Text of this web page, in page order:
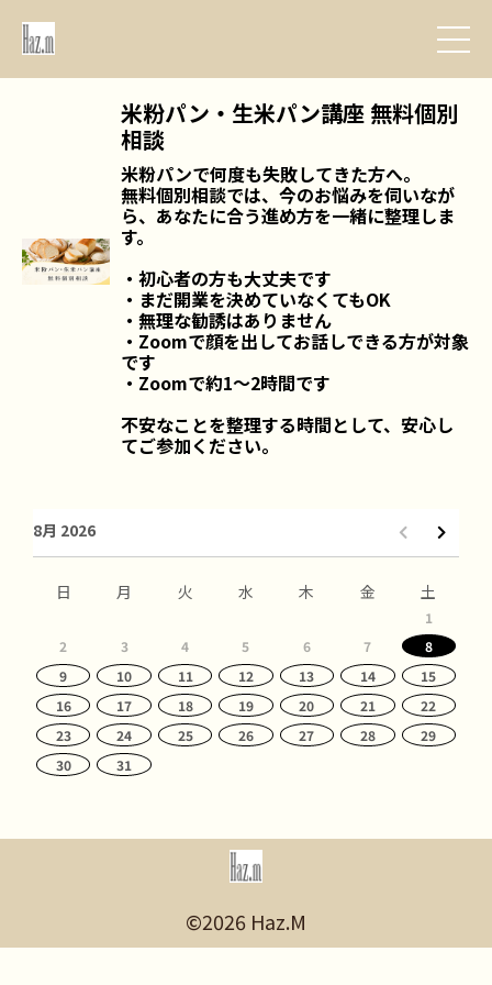
米粉パン・生米パン講座 無料個別
相談
米粉パンで何度も失敗してきた方へ。
無料個別相談では、今のお悩みを伺いなが
ら、あなたに合う進め方を一緒に整理しま
す。
・初心者の方も大丈夫です
・まだ開業を決めていなくてもOK
・無理な勧誘はありません
・Zoomで顔を出してお話しできる方が対象
です
・Zoomで約1〜2時間です
不安なことを整理する時間として、安心し
てご参加ください。
8月 2026
日 月 火 水 木 金 土
1
2
3 4 5 6 7
8
9
10 11 12 13 14
15
16
17 18 19 20 21
22
23
24 25 26 27 28
29
30
31
©2026 Haz.M